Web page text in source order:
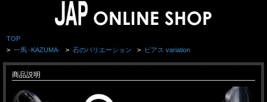
TOP
> 一馬 -KAZUMA- > 石のバリエーション > ピアス variation
商品説明